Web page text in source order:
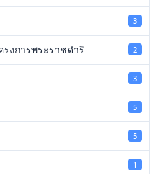
3
รงการพระราชดำริ 2
3
5
5
1